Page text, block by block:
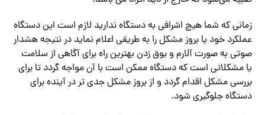
زمانی که شما هیچ اشرافی به دستگاه ندارید لازم است این دستگاه
عملکرد خود یا بروز مشکل را به طریقی اعلام نماید در نتیجه هشدار
صوتی به صورت آلارم‌‌ و بوق زدن بهترین راه برای آگاهی از سلامت
یا مشکلاتی است که دستگاه ممکن است با آن مواجه گردد تا برای
بررسی مشکل اقدام گردد و از بروز مشکل جدی تر در آینده برای
دستگاه جلوگیری شود.